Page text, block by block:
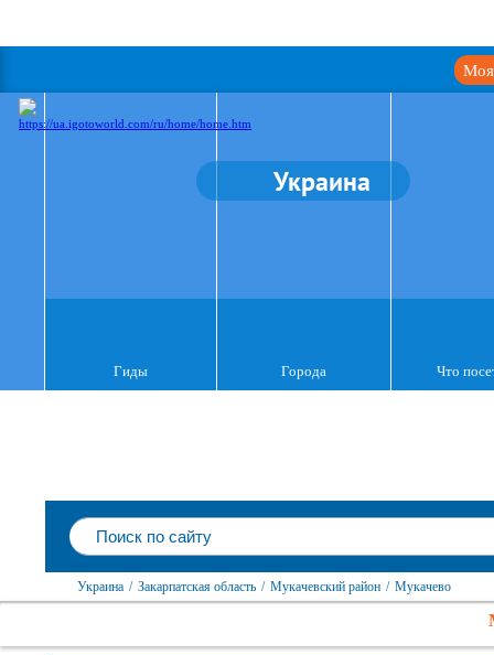
Моя
Украина
Гиды Города Что
Украина / Закарпатская область / Мукачевский район / Мукачево